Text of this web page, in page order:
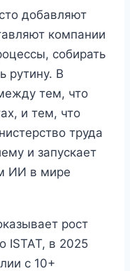
добавляют
компании
собирать
рутину. В
тем, что
и тем, что
труда
и запускает
ИИ в мире
рост
ISTAT, в 2025
с 10+